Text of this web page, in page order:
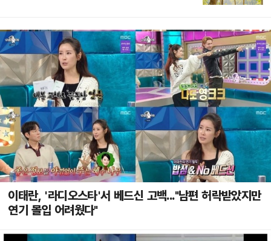
이태란, '라디오스타'서 베드신 고백..."남편 허락받았지만
연기 몰입 어려웠다"